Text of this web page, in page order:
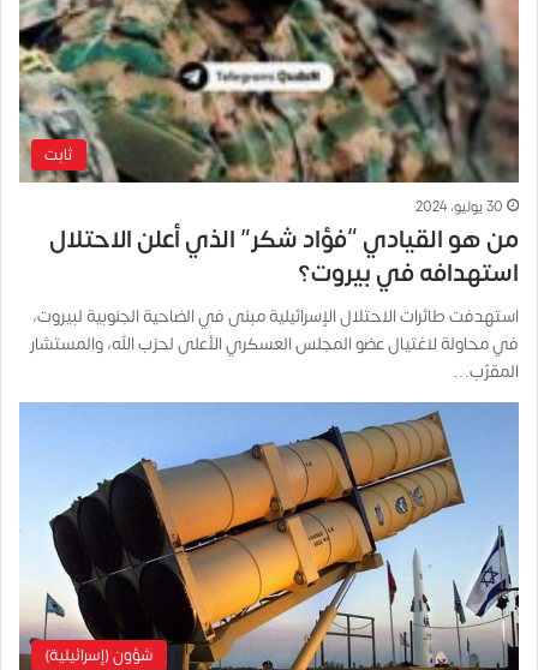
ثابت
30 يوليو، 2024
من هو القيادي “فؤاد شكر” الذي أعلن الاحتلال
استهدافه في بيروت؟
استهدفت طائرات الاحتلال الإسرائيلية مبنى في الضاحية الجنوبية لبيروت،
في محاولة لاغتيال عضو المجلس العسكري الأعلى لحزب الله، والمستشار
المقرّب…
شؤون (إسرائيلية)